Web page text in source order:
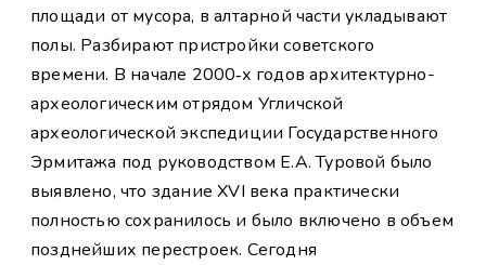
площади от мусора, в алтарной части укладывают
полы. Разбирают пристройки советского
времени. В начале 2000‑х годов архитектурно-
археологическим отрядом Угличской
археологической экспедиции Государственного
Эрмитажа под руководством Е.А. Туровой было
выявлено, что здание XVI века практически
полностью сохранилось и было включено в объем
позднейших перестроек. Сегодня